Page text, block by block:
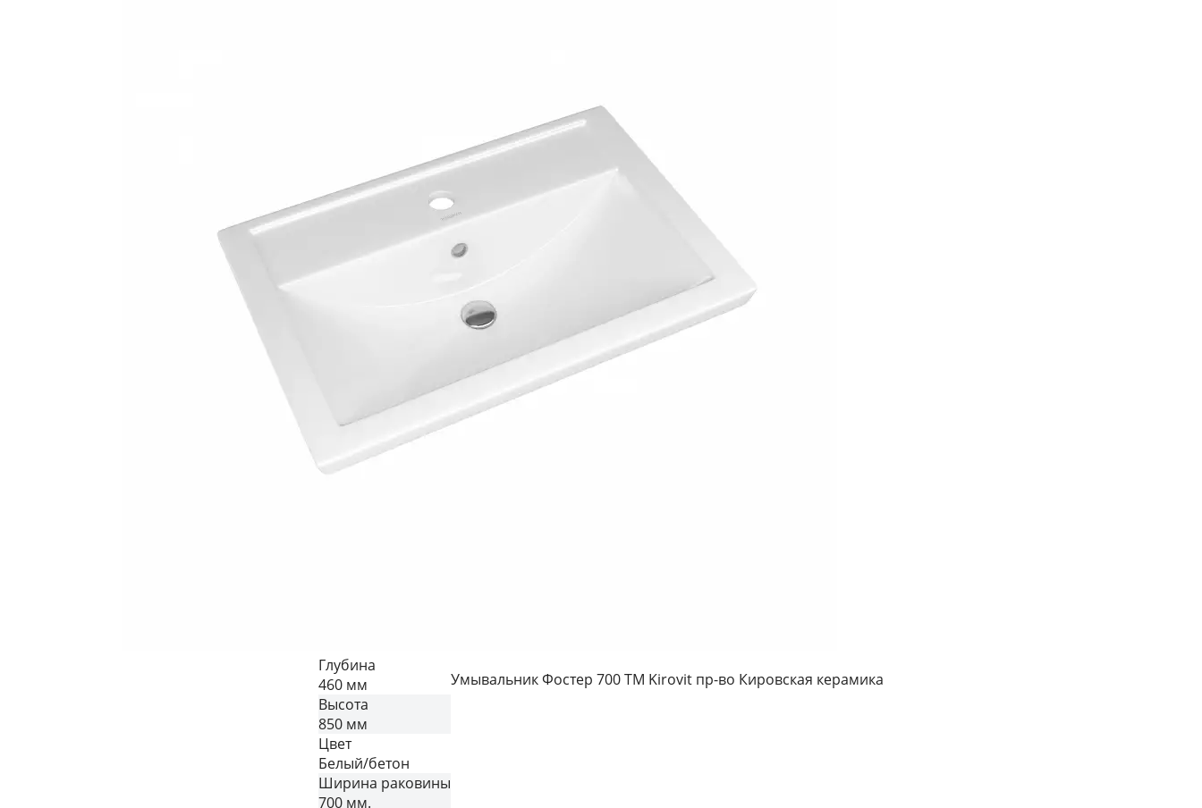
Глубина
460 мм
Высота
850 мм
Цвет
Белый/бетон
Ширина раковины
700 мм.
Умывальник Фостер 700 ТМ Kirovit пр-во Кировская керамика